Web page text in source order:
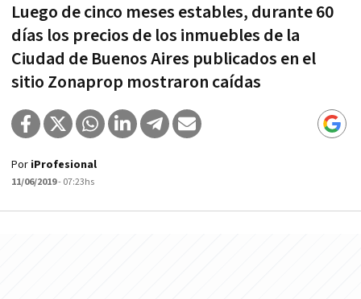
Luego de cinco meses estables, durante 60
días los precios de los inmuebles de la
Ciudad de Buenos Aires publicados en el
sitio Zonaprop mostraron caídas
Por iProfesional
11/06/2019- 07:23hs